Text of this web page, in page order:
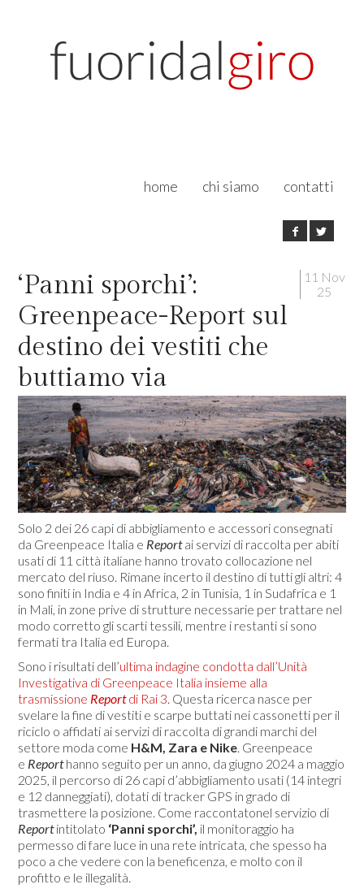
home chi siamo contatti
11 Nov
25
‘Panni sporchi’:
Greenpeace-Report sul
destino dei vestiti che
buttiamo via
Solo 2 dei 26 capi di abbigliamento e accessori consegnati
da Greenpeace Italia e Reportai servizi di raccolta per abiti
usati di 11 città italiane hanno trovato collocazione nel
mercato del riuso. Rimane incerto il destino di tutti gli altri: 4
sono finiti in India e 4 in Africa, 2 in Tunisia, 1 in Sudafrica e 1
in Mali, in zone prive di strutture necessarie per trattare nel
modo corretto gli scarti tessili, mentre i restanti si sono
fermati tra Italia ed Europa.
Sono i risultati dell’ultima indagine condotta dall’Unità
Investigativa di Greenpeace Italia insieme alla
trasmissione Reportdi Rai 3. Questa ricerca nasce per
svelare la fine di vestiti e scarpe buttati nei cassonetti per il
riciclo o affidati ai servizi di raccolta di grandi marchi del
settore moda come H&M, Zara e Nike. Greenpeace
e Reporthanno seguito per un anno, da giugno 2024 a maggio
2025, il percorso di 26 capi d’abbigliamento usati (14 integri
e 12 danneggiati), dotati di tracker GPS in grado di
trasmettere la posizione. Come raccontatonel servizio di
Reportintitolato ‘Panni sporchi’, il monitoraggio ha
permesso di fare luce in una rete intricata, che spesso ha
poco a che vedere con la beneficenza, e molto con il
profitto e le illegalità.